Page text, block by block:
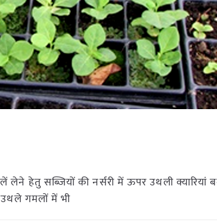
हेतु सब्जियों की नर्सरी में ऊपर उथली क्यारियां
उथले गमलों में भी